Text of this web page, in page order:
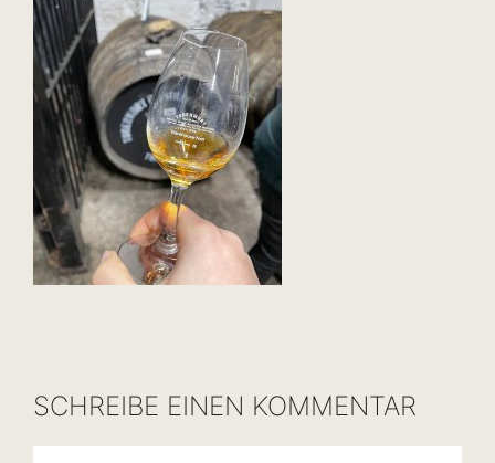
SCHREIBE EINEN KOMMENTAR